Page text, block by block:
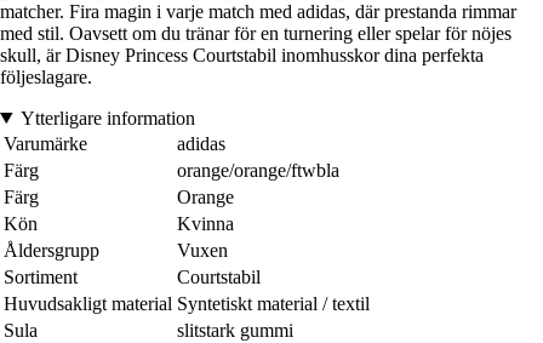
matcher. Fira magin i varje match med adidas, där prestanda rimmar
med stil. Oavsett om du tränar för en turnering eller spelar för nöjes
skull, är Disney Princess Courtstabil inomhusskor dina perfekta
följeslagare.
Ytterligare information
Varumärke
adidas
Färg
orange/orange/ftwbla
Färg
Orange
Kön
Kvinna
Åldersgrupp
Vuxen
Sortiment
Courtstabil
Huvudsakligt material Syntetiskt material / textil
Sula
slitstark gummi